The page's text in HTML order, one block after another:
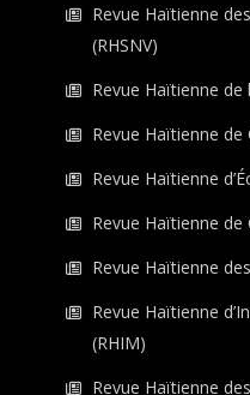
Revue Haïtienne
(RHSNV)
Revue Haïtienne de
Revue Haïtienne de
Revue Haïtienne
Revue Haïtienne de
Revue Haïtienne
Revue Haïtienne
(RHIM)
Revue Haïtienne